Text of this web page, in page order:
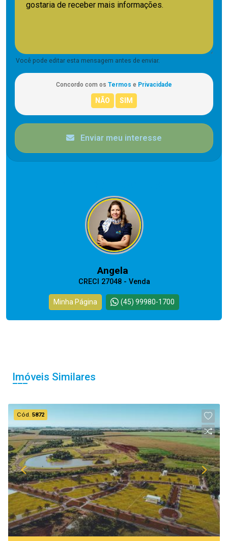
Você pode editar esta mensagem antes de enviar.
Concordo com os Termos e Privacidade
Enviar meu interesse
Angela
CRECI 27048 - Venda
Minha Página (45) 99980-1700
Imóveis Similares
Cód.5872